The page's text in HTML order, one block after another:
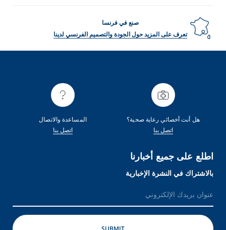
صنع في فرنسا
تعرف على المزيد حول الجودة والتصميم الفرنسي لدينا
هل أنت أخصائي رعاية صحية؟
اتصل بنا
المساعدة والاتصال
اتصل بنا
اطلع على جميع أخبارنا
بالاشتراك في النشرة الإخبارية